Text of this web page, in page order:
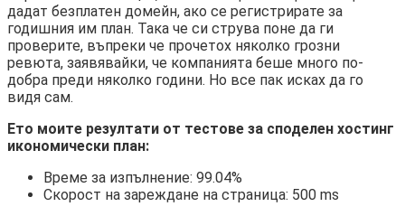
дадат безплатен домейн, ако се регистрирате за
годишния им план. Така че си струва поне да ги
проверите, въпреки че прочетох няколко грозни
ревюта, заявявайки, че компанията беше много по-
добра преди няколко години. Но все пак исках да го
видя сам.
Ето моите резултати от тестове за споделен хостинг
икономически план:
Време за изпълнение: 99.04%
Скорост на зареждане на страница: 500 ms